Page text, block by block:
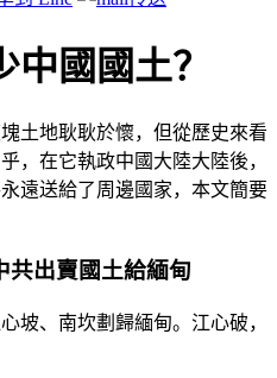
國國土？
土地耿耿於懷，但從歷史來看
，在它執政中國大陸大陸後，
遠送給了周邊國家，本文簡要
共出賣國土給緬甸
坡、南坎劃歸緬甸。江心破，